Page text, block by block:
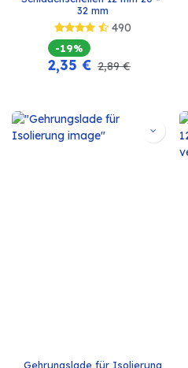
32 mm
490
-19%
2,35 € 2,89€
Gehrungslade für Isolierung